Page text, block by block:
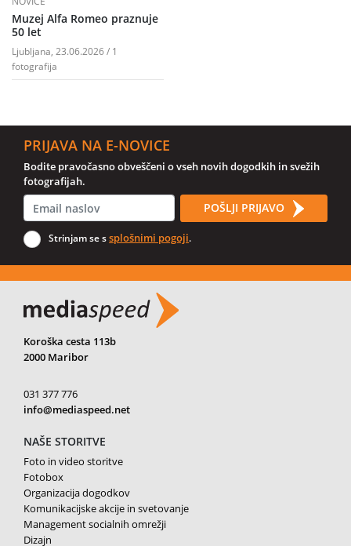
Muzej Alfa Romeo praznuje
50 let
Ljubljana, 23.06.2026 / 1
fotografija
PRIJAVA NA E-NOVICE
Bodite pravočasno obveščeni o vseh novih dogodkih in svežih
fotografijah.
POŠLJI PRIJAVO
Strinjam se ssplošnimi pogoji.
Koroška cesta 113b
2000 Maribor
031 377 776
info@mediaspeed.net
NAŠE STORITVE
Foto in video storitve
Fotobox
Organizacija dogodkov
Komunikacijske akcije in svetovanje
Management socialnih omrežji
Dizajn